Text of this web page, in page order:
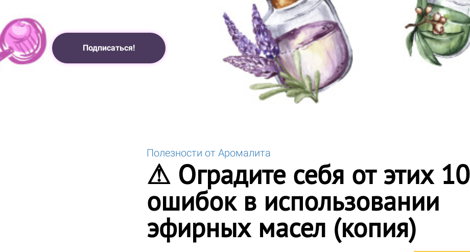
Подписаться!
Полезности от Аромалита
⚠ Оградите себя от этих 10
ошибок в использовании
эфирных масел (копия)